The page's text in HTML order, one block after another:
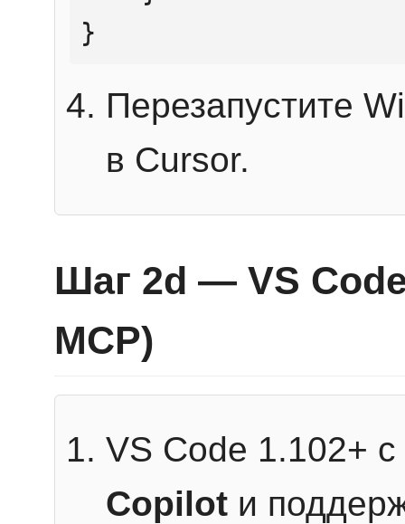
}
Перезапустите
в Cursor.
Шаг 2d — VS
MCP)
VS Code 1.102+
Copilot и